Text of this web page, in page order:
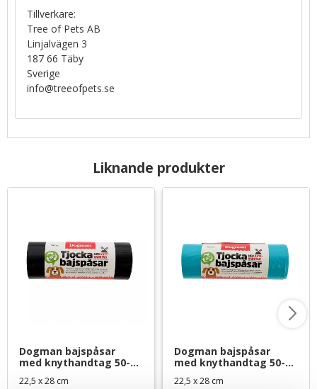
Tillverkare:
Tree of Pets AB
Linjalvägen 3
187 66 Täby
Sverige
info@treeofpets.se
Liknande produkter
Dogman bajspåsar
med knythandtag 50-
22,5 x 28 cm
Dogman bajspåsar
med knythandtag 50-
22,5 x 28 cm